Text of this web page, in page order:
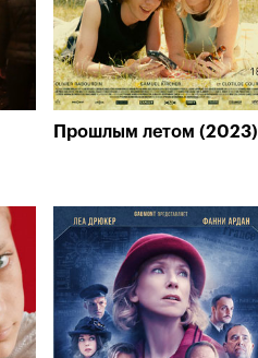
Прошлым летом (2023)